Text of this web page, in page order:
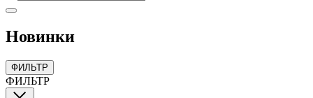
Новинки
ФИЛЬТР
ФИЛЬТР